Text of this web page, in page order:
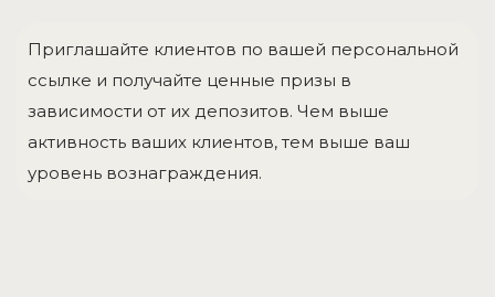
Приглашайте клиентов по вашей персональной
ссылке и получайте ценные призы в
зависимости от их депозитов. Чем выше
активность ваших клиентов, тем выше ваш
уровень вознаграждения.